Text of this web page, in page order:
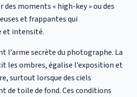
moments « high-key » ou des
et frappantes qui
et intensité.
l’arme secrète du photographe. La
les ombres, égalise l’exposition et
surtout lorsque des ciels
de toile de fond. Ces conditions